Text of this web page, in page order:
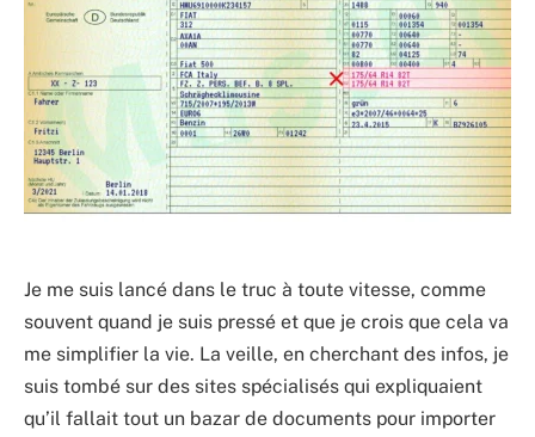
Je me suis lancé dans le truc à toute vitesse, comme
souvent quand je suis pressé et que je crois que cela va
me simplifier la vie. La veille, en cherchant des infos, je
suis tombé sur des sites spécialisés qui expliquaient
qu’il fallait tout un bazar de documents pour importer